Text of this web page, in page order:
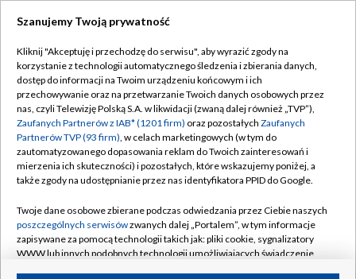
TVP
Abonament TVP
Emisja w TVP
Centrum informacji TVP
Naziemna Telewizja Cyfrowa
Rada Programowa
System NOS
Informacje o nadawcy
Regulamin TVP
Polityka prywatności
Moje zgody
Pomoc
Kontakt
Szanujemy Twoją prywatność
Kliknij "Akceptuję i przechodzę do serwisu", aby wyrazić zgody na
korzystanie z technologii automatycznego śledzenia i zbierania danych,
dostęp do informacji na Twoim urządzeniu końcowym i ich
przechowywanie oraz na przetwarzanie Twoich danych osobowych przez
nas, czyli Telewizję Polską S.A. w likwidacji (zwaną dalej również „TVP”),
Zaufanych Partnerów z IAB* (1201 firm) oraz pozostałych Zaufanych
Partnerów TVP (93 firm), w celach marketingowych (w tym do
zautomatyzowanego dopasowania reklam do Twoich zainteresowań i
mierzenia ich skuteczności) i pozostałych, które wskazujemy poniżej, a
także zgody na udostępnianie przez nas identyfikatora PPID do Google.
Twoje dane osobowe zbierane podczas odwiedzania przez Ciebie naszych
poszczególnych serwisówzwanych dalej „Portalem”, w tym informacje
zapisywane za pomocą technologii takich jak: pliki cookie, sygnalizatory
WWW lub innych podobnych technologii umożliwiających świadczenie